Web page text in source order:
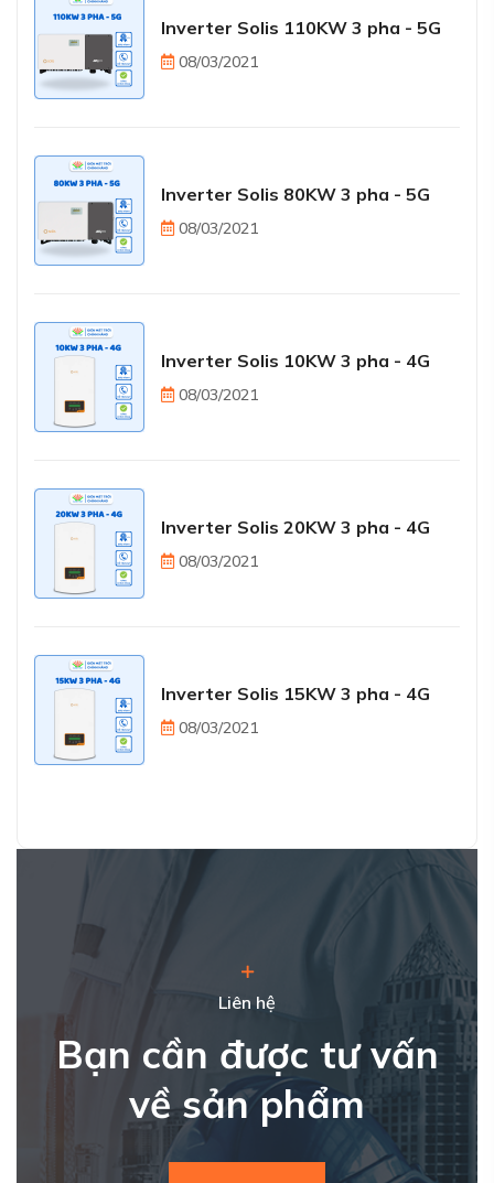
Inverter Solis 110KW 3 pha - 5G
08/03/2021
Inverter Solis 80KW 3 pha - 5G
08/03/2021
Inverter Solis 10KW 3 pha - 4G
08/03/2021
Inverter Solis 20KW 3 pha - 4G
08/03/2021
Inverter Solis 15KW 3 pha - 4G
08/03/2021
Liên hệ
Bạn cần được tư vấn
về sản phẩm